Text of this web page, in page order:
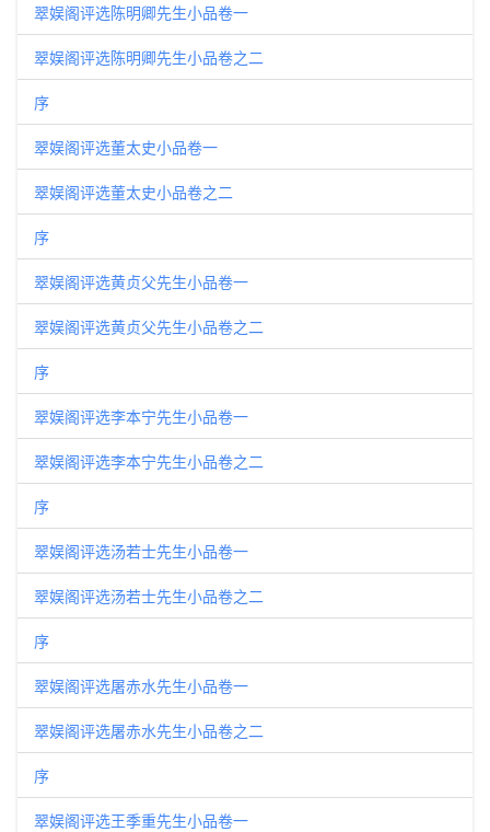
翠娱阁评选陈明卿先生小品卷一
翠娱阁评选陈明卿先生小品卷之二
序
翠娱阁评选董太史小品卷一
翠娱阁评选董太史小品卷之二
序
翠娱阁评选黄贞父先生小品卷一
翠娱阁评选黄贞父先生小品卷之二
序
翠娱阁评选李本宁先生小品卷一
翠娱阁评选李本宁先生小品卷之二
序
翠娱阁评选汤若士先生小品卷一
翠娱阁评选汤若士先生小品卷之二
序
翠娱阁评选屠赤水先生小品卷一
翠娱阁评选屠赤水先生小品卷之二
序
翠娱阁评选王季重先生小品卷一